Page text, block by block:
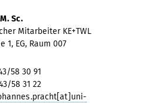
Sc.
Mitarbeiter KE+TWL
1, EG, Raum 007
58 30 91
58 31 22